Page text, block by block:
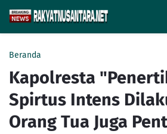
Beranda
Kapolresta
Spirtus Intens
Orang Tua Juga